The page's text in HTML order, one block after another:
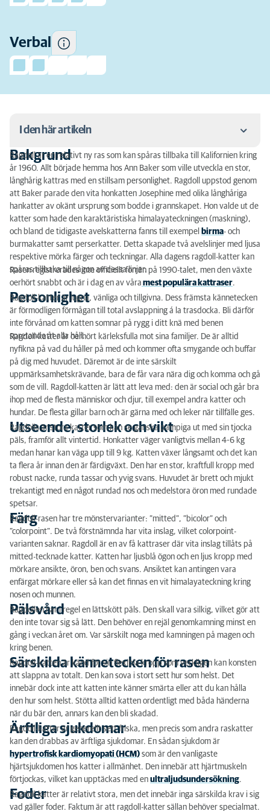
Verbal
I den här artikeln
Bakgrund
Personlighet
Utseende, storlek och vikt
Färg
Pälsvård
Särskilda kännetecken för rasen
Ärftliga sjukdomar
Foder
Bakgrund
Ragdoll är en relativt ny ras som kan spåras tillbaka till Kalifornien kring
år 1960. Allt började hemma hos Ann Baker som ville utveckla en stor,
långhårig kattras med en stillsam personlighet. Ragdoll uppstod genom
att Baker parade den vita honkatten Josephine med olika långhåriga
hankatter av okänt ursprung som bodde i grannskapet. Hon valde ut de
katter som hade den karaktäristiska himalayateckningen (maskning),
och bland de tidigaste avelskatterna fanns till exempel birma- och
burmakatter samt perserkatter. Detta skapade två avelslinjer med ljusa
respektive mörka färger och teckningar. Alla dagens ragdoll-katter kan
spåras tillbaka till någon av dessa linjer.
Rasen registrerades inte officiellt förrän på 1990-talet, men den växte
oerhört snabbt och är i dag en av våra mest populära kattraser.
Personlighet
Ragdoll-katter är lugna, vänliga och tillgivna. Dess främsta kännetecken
är förmodligen förmågan till total avslappning á la trasdocka. Bli därför
inte förvånad om katten somnar på rygg i ditt knä med benen
spretande åt alla håll.
Ragdoll-katter är oerhört kärleksfulla mot sina familjer. De är alltid
nyfikna på vad du håller på med och kommer ofta smygande och buffar
på dig med huvudet. Däremot är de inte särskilt
uppmärksamhetskrävande, bara de får vara nära dig och komma och gå
som de vill. Ragdoll-katten är lätt att leva med: den är social och går bra
ihop med de flesta människor och djur, till exempel andra katter och
hundar. De flesta gillar barn och är gärna med och leker när tillfälle ges.
Utseende, storlek och vikt
Ragdolls är stora katter som kan se ganska pampiga ut med sin tjocka
päls, framför allt vintertid. Honkatter väger vanligtvis mellan 4-6 kg
medan hanar kan väga upp till 9 kg. Katten växer långsamt och det kan
ta flera år innan den är färdigväxt. Den har en stor, kraftfull kropp med
robust nacke, runda tassar och yvig svans. Huvudet är brett och mjukt
trekantigt med en något rundad nos och medelstora öron med rundade
spetsar.
Färg
Ragdoll-rasen har tre mönstervarianter: ”mitted”, ”bicolor” och
”colorpoint”. De två förstnämnda har vita inslag, vilket colorpoint-
varianten saknar. Ragdoll är en av få kattraser där vita inslag tillåts på
mitted-tecknade katter. Katten har ljusblå ögon och en ljus kropp med
mörkare ansikte, öron, ben och svans. Ansiktet kan antingen vara
enfärgat mörkare eller så kan det finnas en vit himalayateckning kring
nosen och munnen.
Pälsvård
Ragdollen har i regel en lättskött päls. Den skall vara silkig, vilket gör att
den inte tovar sig så lätt. Den behöver en rejäl genomkamning minst en
gång i veckan året om. Var särskilt noga med kamningen på magen och
kring benen.
Särskilda kännetecken för rasen
Ragdoll-katten är känd för sin flexibla kropp som verkligen kan konsten
att slappna av totalt. Den kan sova i stort sett hur som helst. Det
innebär dock inte att katten inte känner smärta eller att du kan hålla
den hur som helst. Stötta alltid katten ordentligt med båda händerna
när du bär den, annars kan den bli skadad.
Ärftliga sjukdomar
Ragdoll-katter är generellt sett friska, men precis som andra raskatter
kan den drabbas av ärftliga sjukdomar. En sådan sjukdom är
hypertrofisk kardiomyopati (HCM) som är den vanligaste
hjärtsjukdomen hos katter i allmänhet. Den innebär att hjärtmuskeln
förtjockas, vilket kan upptäckas med en ultraljudsundersökning.
Foder
Ragdoll-katter är relativt stora, men det innebär inga särskilda krav i sig
vad gäller foder. Faktum är att ragdoll-katter sällan behöver specialmat.